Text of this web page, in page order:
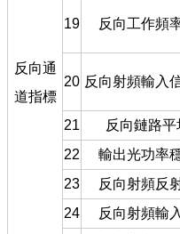
反向通
道指標
19 反向工作頻
20 反向射頻輸入
21 反向鏈路平
22
輸出光功率
23
反向射頻反
24
反向射頻輸